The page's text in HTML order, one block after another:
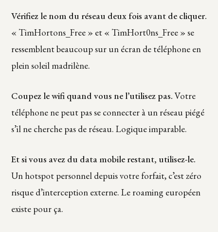
Vérifiez le nom du réseau deux fois avant de cliquer.
« TimHortons_Free » et « TimHort0ns_Free » se
ressemblent beaucoup sur un écran de téléphone en
plein soleil madrilène.
Coupez le wifi quand vous ne l’utilisez pas.Votre
téléphone ne peut pas se connecter à un réseau piégé
s’il ne cherche pas de réseau. Logique imparable.
Et si vous avez du data mobile restant, utilisez-le.
Un hotspot personnel depuis votre forfait, c’est zéro
risque d’interception externe. Le roaming européen
existe pour ça.